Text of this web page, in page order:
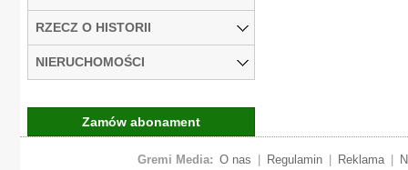
RZECZ O HISTORII
NIERUCHOMOŚCI
Zamów abonament
Gremi Media: O nas Regulamin Reklama